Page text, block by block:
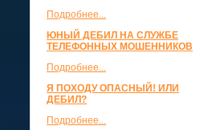
Подробнее...
ЮНЫЙ ДЕБИЛ НА СЛУЖБЕ
ТЕЛЕФОННЫХ МОШЕННИКОВ
Подробнее...
Я ПОХОДУ ОПАСНЫЙ! ИЛИ
ДЕБИЛ?
Подробнее...